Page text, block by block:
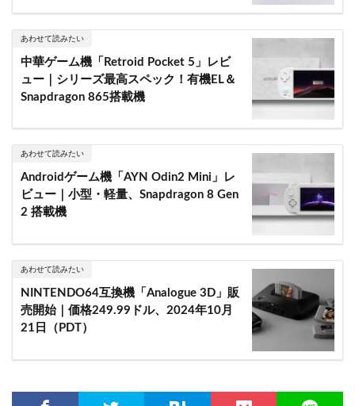
あわせて読みたい
中華ゲーム機「Retroid Pocket 5」レビ
ュー｜シリーズ最高スペック！有機EL＆
Snapdragon 865搭載機
あわせて読みたい
Androidゲーム機「AYN Odin2 Mini」レ
ビュー｜小型・軽量、Snapdragon 8 Gen
2 搭載機
あわせて読みたい
NINTENDO64互換機「Analogue 3D」販
売開始｜価格249.99ドル、2024年10月
21日（PDT）